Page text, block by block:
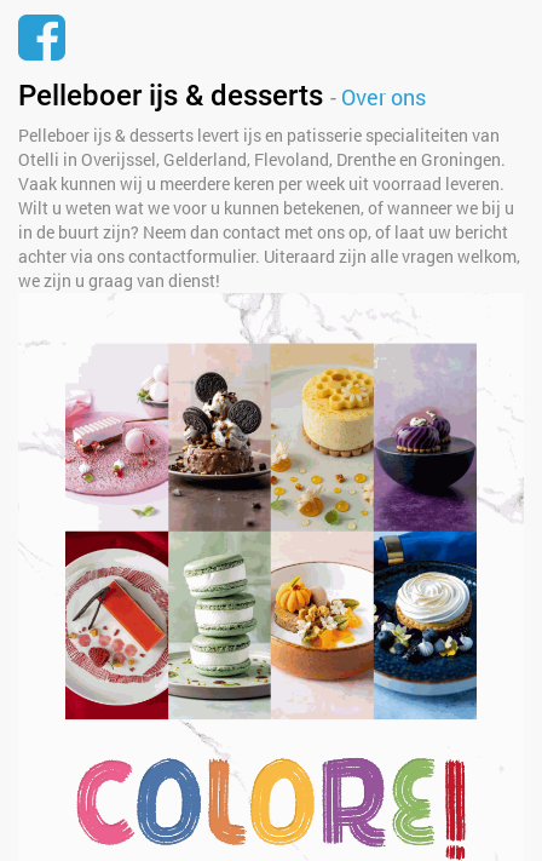
Pelleboer ijs & desserts - Over ons
Pelleboer ijs & desserts levert ijs en patisserie specialiteiten van
Otelli in Overijssel, Gelderland, Flevoland, Drenthe en Groningen.
Vaak kunnen wij u meerdere keren per week uit voorraad leveren.
Wilt u weten wat we voor u kunnen betekenen, of wanneer we bij u
in de buurt zijn? Neem dan contact met ons op, of laat uw bericht
achter via ons contactformulier. Uiteraard zijn alle vragen welkom,
we zijn u graag van dienst!